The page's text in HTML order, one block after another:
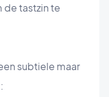
tastzin te
subtiele maar